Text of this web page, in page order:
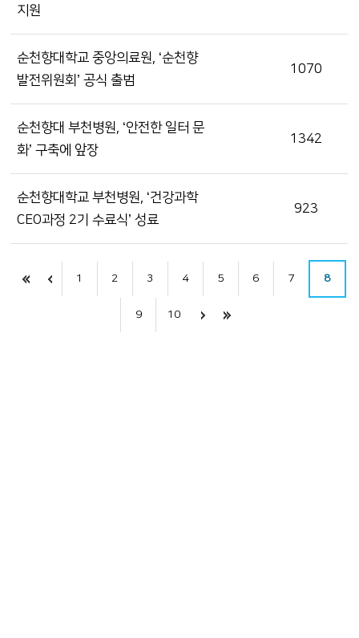
지원
순천향대학교 중앙의료원, ‘순천향
발전위원회’ 공식 출범
1070
순천향대 부천병원, ‘안전한 일터 문
화’ 구축에 앞장
1342
순천향대학교 부천병원, ‘건강과학
CEO과정 2기 수료식’ 성료
923
1 2 3 4 5 6 7 8
9 10